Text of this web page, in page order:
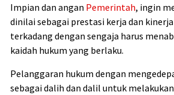
Impian dan angan Pemerintah, ingin
dinilai sebagai prestasi kerja dan
terkadang dengan sengaja harus
kaidah hukum yang berlaku.
Pelanggaran hukum dengan
sebagai dalih dan dalil untuk